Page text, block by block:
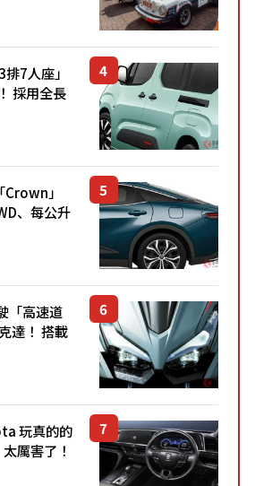
7人座」
採用全長
尺寸與
」
、每公升
超亮眼！
「高速道
達！ 搭載
感」的動
玩真的的
厲害了！
打造的